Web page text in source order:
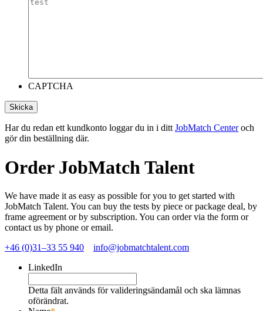
CAPTCHA
Har du redan ett kundkonto loggar du in i ditt JobMatch Centeroch
gör din beställning där.
Order JobMatch Talent
We have made it as easy as possible for you to get started with
JobMatch Talent. You can buy the tests by piece or package deal, by
frame agreement or by subscription. You can order via the form or
contact us by phone or email.
+46 (0)31–33 55 940
info@jobmatchtalent.com
LinkedIn
Detta fält används för valideringsändamål och ska lämnas
oförändrat.